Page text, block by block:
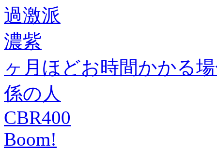
過激派
濃紫
ヶ月ほどお時間かかる
係の人
CBR400
Boom!